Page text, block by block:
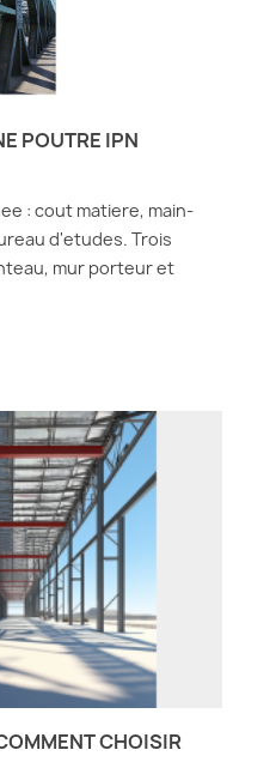
POUTRE IPN
: cout matiere, main-
d'etudes. Trois
mur porteur et
CHOISIR